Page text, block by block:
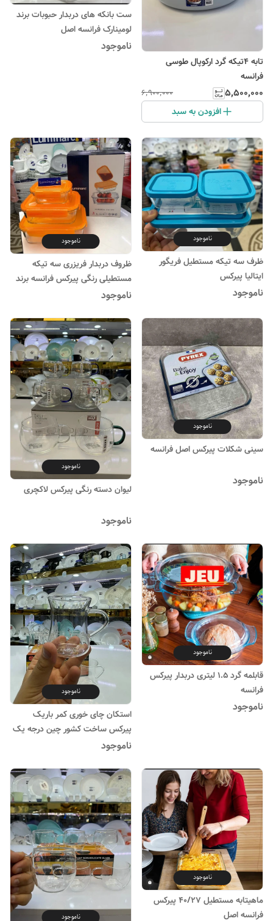
تابه ۴تیکه گرد ارکوپال طوسی
فرانسه
۵٬۵۰۰٬۰۰۰ ۶٬۹۰۰٬۰۰۰
افزودن به سبد
ست بانکه های دربدار حبوبات برند
لومینارک فرانسه اصل
ناموجود
ناموجود
ظرف سه تیکه مستطیل فریگور
ایتالیا پیرکس
ناموجود
ناموجود
ظروف دربدار فریزری سه تیکه
مستطیلی رنگی پیرکس فرانسه برند
لومینارک
ناموجود
ناموجود
سینی شکلات پیرکس اصل فرانسه
ناموجود
ناموجود
لیوان دسته رنگی پیرکس لاکچری
ناموجود
ناموجود
قابلمه گرد ۱.۵ لیتری دربدار پیرکس
فرانسه
ناموجود
ناموجود
استکان چای خوری کمر باریک
پیرکس ساخت کشور چین درجه یک
ناموجود
ناموجود
ماهیتابه مستطیل ۴۰/۲۷ پیرکس
فرانسه اصل
ناموجود